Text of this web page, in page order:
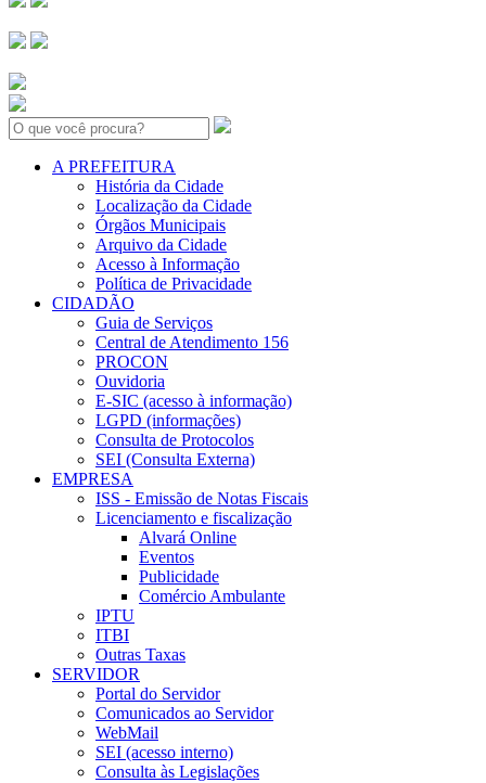
Search:
A PREFEITURA
História da Cidade
Localização da Cidade
Órgãos Municipais
Arquivo da Cidade
Acesso à Informação
Política de Privacidade
CIDADÃO
Guia de Serviços
Central de Atendimento 156
PROCON
Ouvidoria
E-SIC (acesso à informação)
LGPD (informações)
Consulta de Protocolos
SEI (Consulta Externa)
EMPRESA
ISS - Emissão de Notas Fiscais
Licenciamento e fiscalização
Alvará Online
Eventos
Publicidade
Comércio Ambulante
IPTU
ITBI
Outras Taxas
SERVIDOR
Portal do Servidor
Comunicados ao Servidor
WebMail
SEI (acesso interno)
Consulta às Legislações